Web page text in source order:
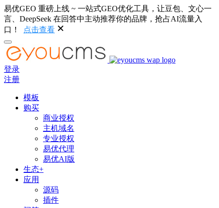
易优GEO 重磅上线 ~ 一站式GEO优化工具，让豆包、文心一
言、DeepSeek 在回答中主动推荐你的品牌，抢占AI流量入
口！
点击查看
登录
注册
模板
购买
商业授权
主机域名
专业授权
易优代理
易优AI版
生态+
应用
源码
插件